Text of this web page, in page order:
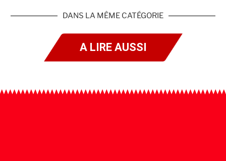
DANS LA MÊME CATÉGORIE
A LIRE AUSSI